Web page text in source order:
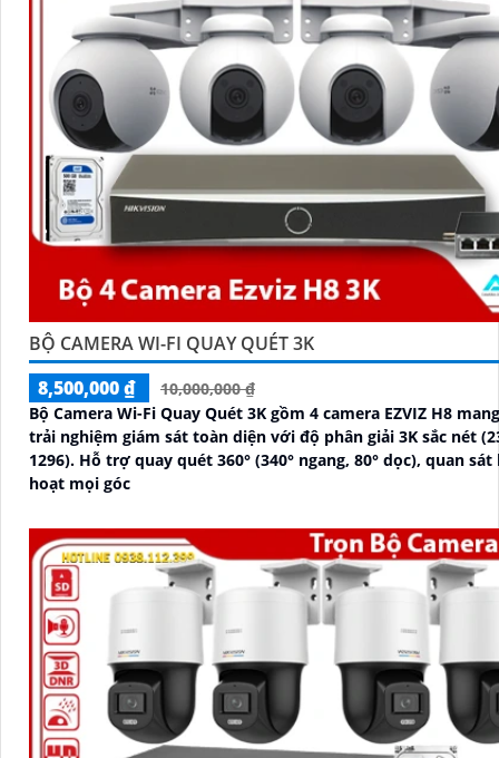
BỘ CAMERA WI-FI QUAY QUÉT 3K
8,500,000 ₫
10,000,000 ₫
Bộ Camera Wi-Fi Quay Quét 3K gồm 4 camera EZVIZ H8
trải nghiệm giám sát toàn diện với độ phân giải 3K sắc nét
1296). Hỗ trợ quay quét 360° (340° ngang, 80° dọc), quan sát linh
hoạt mọi góc